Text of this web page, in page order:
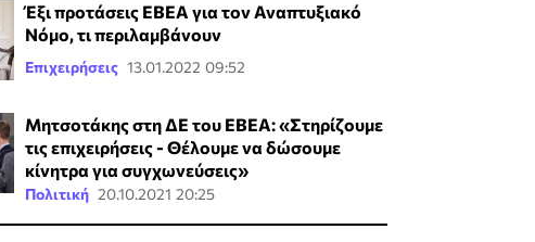
Έξι προτάσεις ΕΒΕΑ για τον Αναπτυξιακό
Νόμο, τι περιλαμβάνουν
Επιχειρήσεις 13.01.2022 09:52
Μητσοτάκης στη ΔΕ του ΕΒΕΑ: «Στηρίζουμε
τις επιχειρήσεις - Θέλουμε να δώσουμε
κίνητρα για συγχωνεύσεις»
Πολιτική 20.10.2021 20:25